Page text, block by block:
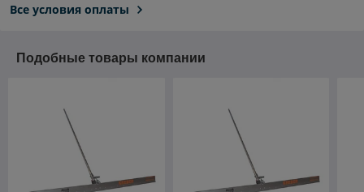
Все условия оплаты
Подобные товары компании